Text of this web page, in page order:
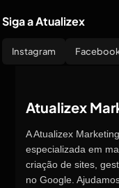
Siga a Atualizex
Instagram
Atualizex
A Atualizex
especializada em
criação de sites,
no Google.